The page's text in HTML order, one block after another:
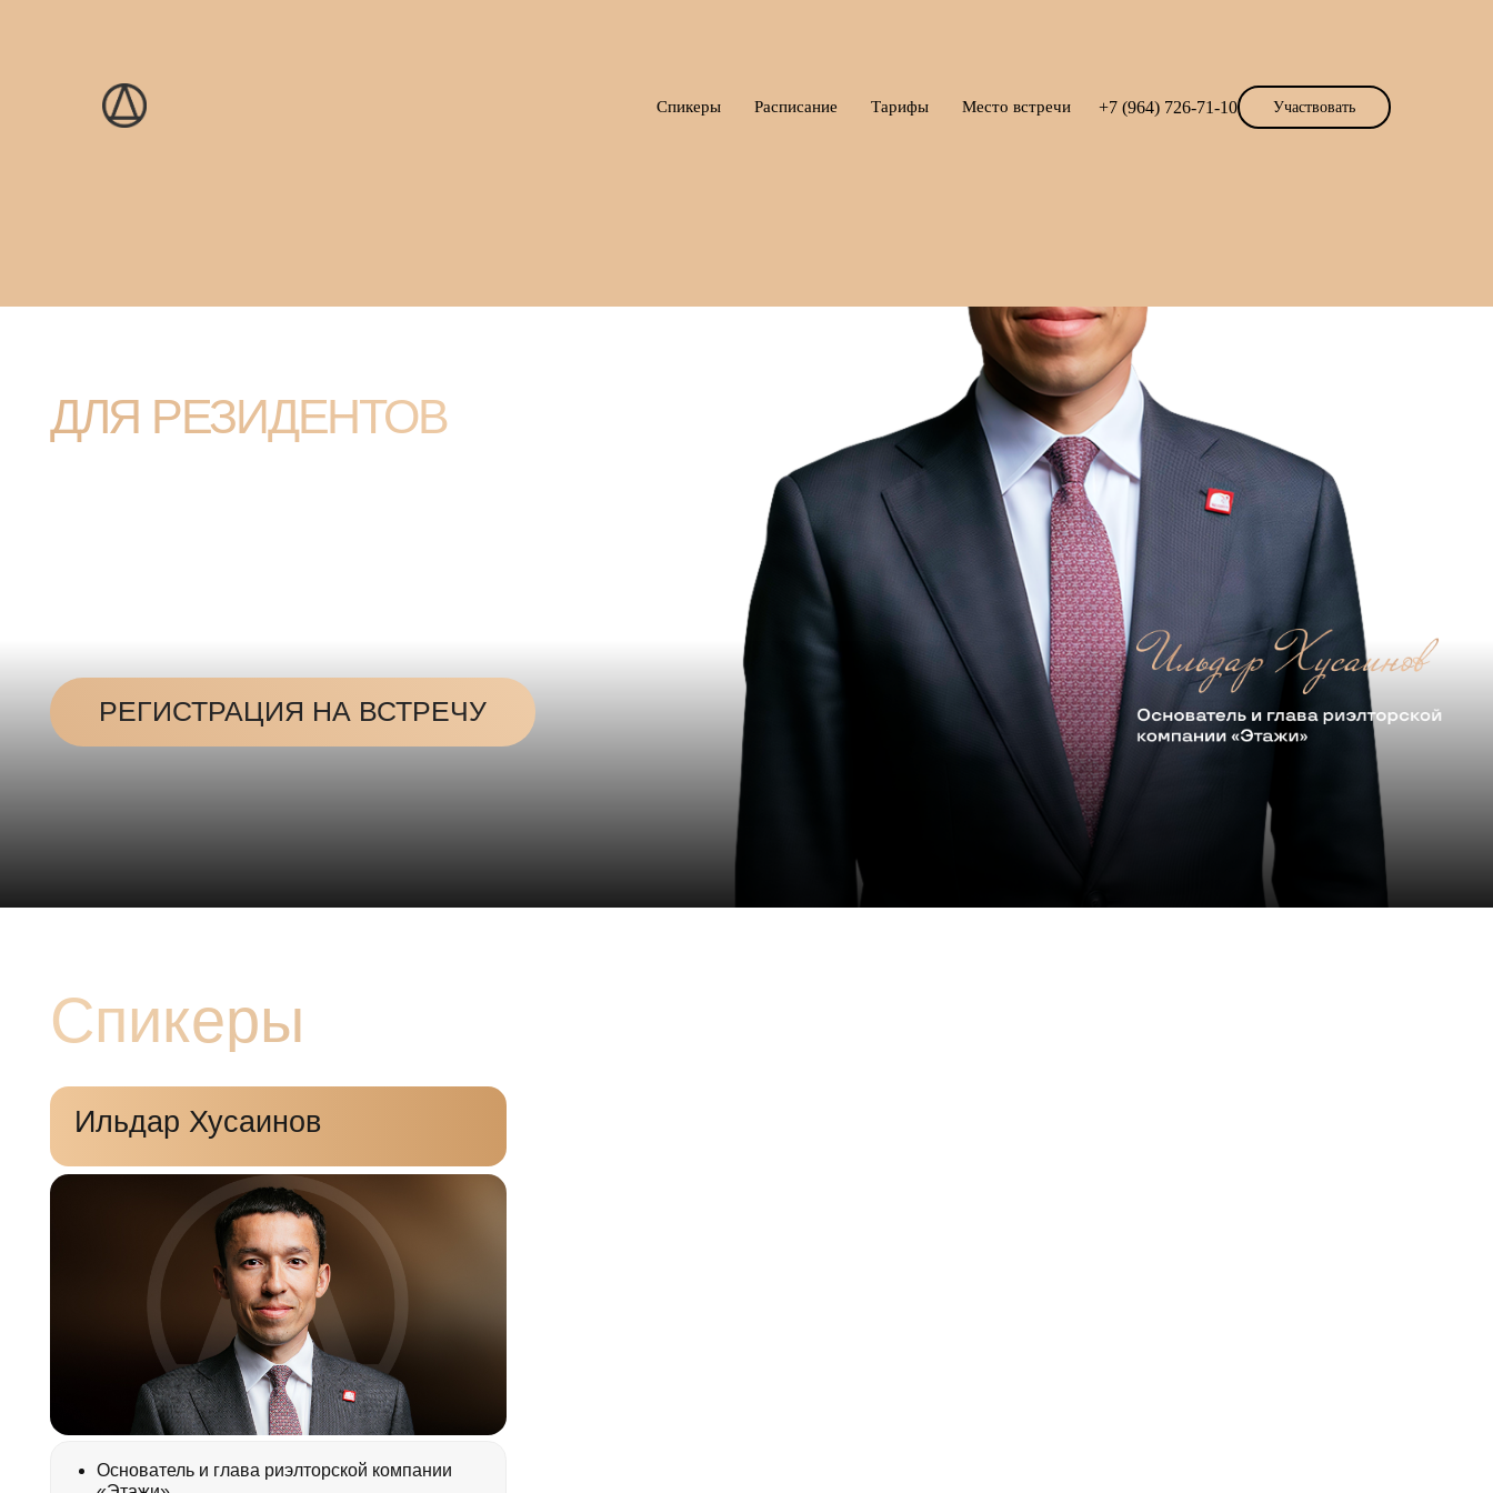
Спикеры Расписание Тарифы Место встречи +7 (964) 726-71-10 Участвовать
ЗАКРЫТЫЙ ЗАВТРАК
Q&A сессия с Ильдаром Хусаиновым
Спикеры
Q&A сессия
Основатель и глава риэлторской компании
«Этажи»
Ильдар Хусаинов